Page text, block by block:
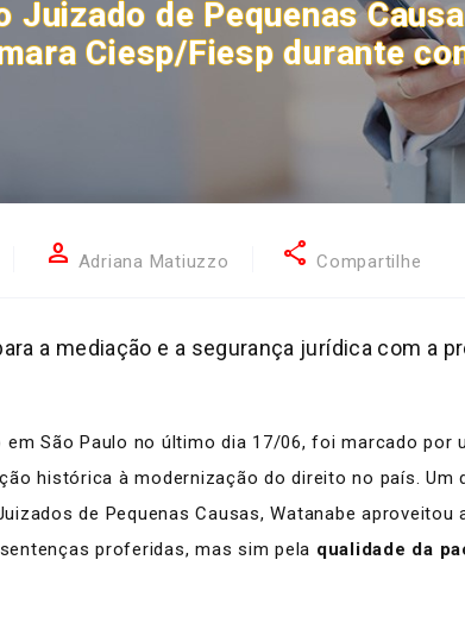
de Pequenas
Ciesp/Fiesp durante
person Adriana Matiuzzo share Compartilhe
a mediação e a segurança jurídica com a
São Paulo no último dia 17/06, foi marcado por
histórica à modernização do direito no país. Um
de Pequenas Causas, Watanabe
proferidas, mas sim pela qualidade da